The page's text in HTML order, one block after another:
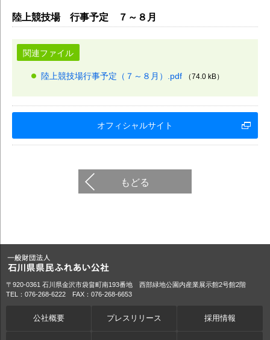
陸上競技場 行事予定 ７～８月
関連ファイル
陸上競技場行事予定（７～８月）.pdf （74.0 kB）
オフィシャルサイト
もどる
〒920-0361 石川県金沢市袋畠町南193番地 西部緑地公園内産業展示館2号館2階
TEL：076-268-6222 FAX：076-268-6653
公社概要 プレスリリース 採用情報